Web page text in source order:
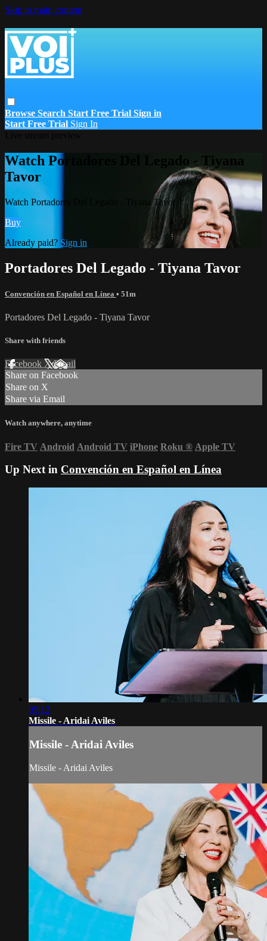
Skip to main content
Browse Search Start Free Trial Sign in
Start Free Trial Sign In
Watch Portadores Del Legado - Tiyana
Tavor
Watch Portadores Del Legado - Tiyana Tavor
Buy
Already paid? Sign in
Portadores Del Legado - Tiyana Tavor
Convención en Español en Línea • 51m
Portadores Del Legado - Tiyana Tavor
Share with friends
Facebook XEmail
Share on Facebook
Share on X
Share via Email
Watch anywhere, anytime
Fire TV Android Android TV iPhone Roku ® Apple TV
Up Next in Convención en Español en Línea
05:12
Missile - Aridai Aviles
Missile - Aridai Aviles
Missile - Aridai Aviles